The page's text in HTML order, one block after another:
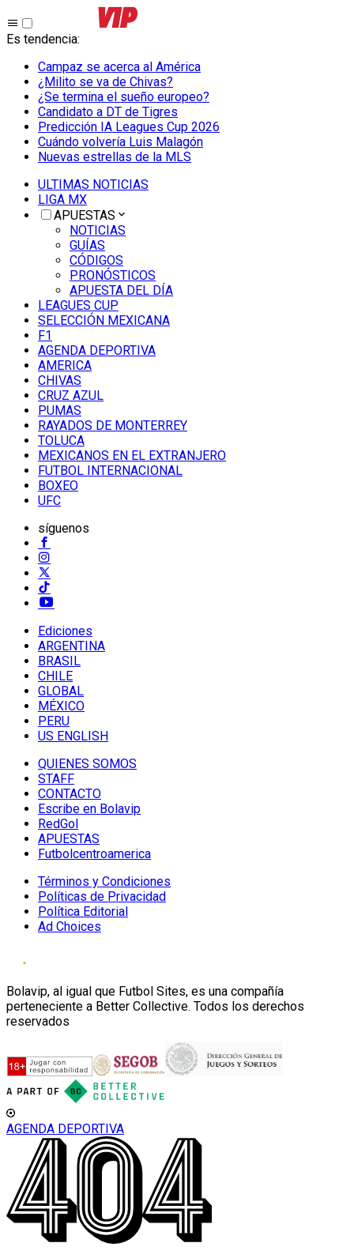
Es tendencia:
Campaz se acerca al América
¿Milito se va de Chivas?
¿Se termina el sueño europeo?
Candidato a DT de Tigres
Predicción IA Leagues Cup 2026
Cuándo volvería Luis Malagón
Nuevas estrellas de la MLS
ULTIMAS NOTICIAS
LIGA MX
APUESTAS
NOTICIAS
GUÍAS
CÓDIGOS
PRONÓSTICOS
APUESTA DEL DÍA
LEAGUES CUP
SELECCIÓN MEXICANA
F1
AGENDA DEPORTIVA
AMERICA
CHIVAS
CRUZ AZUL
PUMAS
RAYADOS DE MONTERREY
TOLUCA
MEXICANOS EN EL EXTRANJERO
FUTBOL INTERNACIONAL
BOXEO
UFC
síguenos
Ediciones
ARGENTINA
BRASIL
CHILE
GLOBAL
MÉXICO
PERU
US ENGLISH
QUIENES SOMOS
STAFF
CONTACTO
Escribe en Bolavip
RedGol
APUESTAS
Futbolcentroamerica
Términos y Condiciones
Políticas de Privacidad
Política Editorial
Ad Choices
Bolavip, al igual que Futbol Sites, es una compañía
perteneciente a Better Collective. Todos los derechos
reservados
AGENDA DEPORTIVA